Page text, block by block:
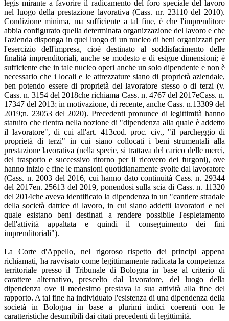
legis mirante a favorire il radicamento del foro speciale del lavoro
nel luogo della prestazione lavorativa (Cass. nr. 23110 del 2010).
Condizione minima, ma sufficiente a tal fine, è che l'imprenditore
abbia configurato quella determinata organizzazione del lavoro e che
l'azienda disponga in quel luogo di un nucleo di beni organizzati per
l'esercizio dell'impresa, cioè destinato al soddisfacimento delle
finalità imprenditoriali, anche se modesto e di esigue dimensioni; è
sufficiente che in tale nucleo operi anche un solo dipendente e non è
necessario che i locali e le attrezzature siano di proprietà aziendale,
ben potendo essere di proprietà del lavoratore stesso o di terzi (v.
Cass. n. 3154 del 2018che richiama Cass. n. 4767 del 2017eCass. n.
17347 del 2013; in motivazione, di recente, anche Cass. n.13309 del
2019;n. 23053 del 2020). Precedenti pronunce di legittimità hanno
statuito che rientra nella nozione di "dipendenza alla quale è addetto
il lavoratore", di cui all'art. 413cod. proc. civ., "il parcheggio di
proprietà di terzi" in cui siano collocati i beni strumentali alla
prestazione lavorativa (nella specie, si trattava del carico delle merci,
del trasporto e successivo ritorno per il ricovero dei furgoni), ove
hanno inizio e fine le mansioni quotidianamente svolte dal lavoratore
(Cass. n. 2003 del 2016, cui hanno dato continuità Cass. n. 29344
del 2017en. 25613 del 2019, ponendosi sulla scia di Cass. n. 11320
del 2014che aveva identificato la dipendenza in un "cantiere stradale
della società datrice di lavoro, in cui siano addetti lavoratori e nel
quale esistano beni destinati a rendere possibile l'espletamento
dell'attività appaltata e quindi il conseguimento dei fini
imprenditoriali").
La Corte d'Appello, nel rigoroso rispetto dei principi appena
richiamati, ha ravvisato come legittimamente radicata la competenza
territoriale presso il Tribunale di Bologna in base al criterio di
carattere alternativo, prescelto dal lavoratore, del luogo della
dipendenza ove il medesimo prestava la sua attività alla fine del
rapporto. A tal fine ha individuato l'esistenza di una dipendenza della
società in Bologna in base a plurimi indici coerenti con le
caratteristiche desumibili dai citati precedenti di legittimità.